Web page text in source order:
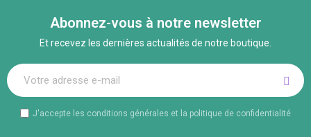
Abonnez-vous à notre newsletter
Et recevez les dernières actualités de notre boutique.
J'accepte les conditions générales et la politique de confidentialité